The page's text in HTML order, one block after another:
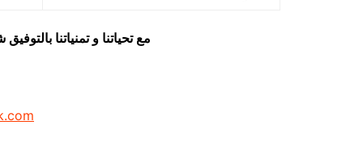
مع تحياتنا و تمنياتنا